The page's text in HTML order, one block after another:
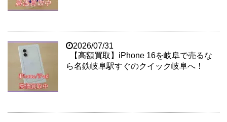
2026/07/31
【高額買取】iPhone 16を岐阜で売るな
ら名鉄岐阜駅すぐのクイック岐阜へ！